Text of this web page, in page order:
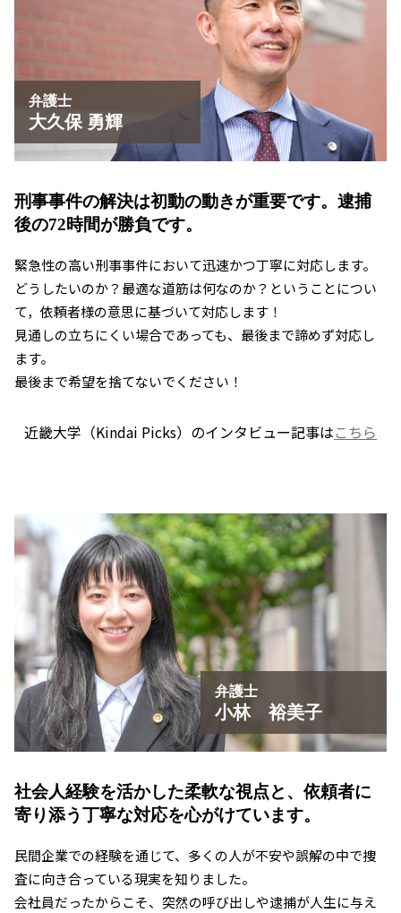
草津市 暴行事件 弁護士
弁護士
大久保 勇輝
刑事事件の解決は初動の動きが重要です。 逮捕
後の72時間が勝負です。
緊急性の高い刑事事件において迅速かつ丁寧に対応します。
どうしたいのか？最適な道筋は何なのか？ということについ
て，依頼者様の意思に基づいて対応します！
見通しの立ちにくい場合であっても、最後まで諦めず対応し
ます。
最後まで希望を捨てないでください！
近畿大学（Kindai Picks）のインタビュー記事はこちら
弁護士
小林 裕美子
社会人経験を活かした柔軟な視点と、 依頼者に
寄り添う丁寧な対応を心がけています。
民間企業での経験を通じて、多くの人が不安や誤解の中で捜
査に向き合っている現実を知りました。
会社員だったからこそ、突然の呼び出しや逮捕が人生に与え